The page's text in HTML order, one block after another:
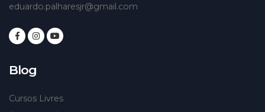
eduardo.palharesjr@gmail.com
Blog
Cursos Livres